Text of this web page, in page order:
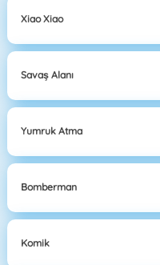
Xiao Xiao
Savaş Alanı
Yumruk Atma
Bomberman
Komik